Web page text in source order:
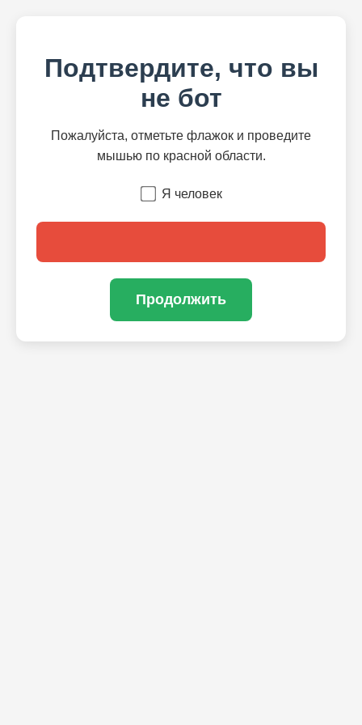
Подтвердите, что вы
не бот
Пожалуйста, отметьте флажок и проведите
мышью по красной области.
Я человек
Продолжить